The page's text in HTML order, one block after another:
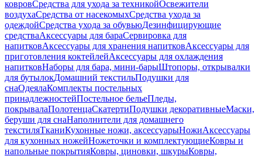
ковровСредства для ухода за техникойОсвежители
воздухаСредства от насекомыхСредства ухода за
одеждойСредства ухода за обувьюДезинфицирующие
средстваАксессуары для бараСервировка для
напитковАксессуары для хранения напитковАксессуары для
приготовления коктейлейАксессуары для охлаждения
напитковНаборы для бара, мини-барыШтопоры, открывалки
для бутылокДомашний текстильПодушки для
снаОдеялаКомплекты постельных
принадлежностейПостельное бельеПледы,
покрывалаПолотенцаСкатертиПодушки декоративныеМаски,
беруши для снаНаполнители для домашнего
текстиляТканиКухонные ножи, аксессуарыНожиАксессуары
для кухонных ножейНожеточки и комплектующиеКовры и
напольные покрытияКовры, циновки, шкурыКовры,